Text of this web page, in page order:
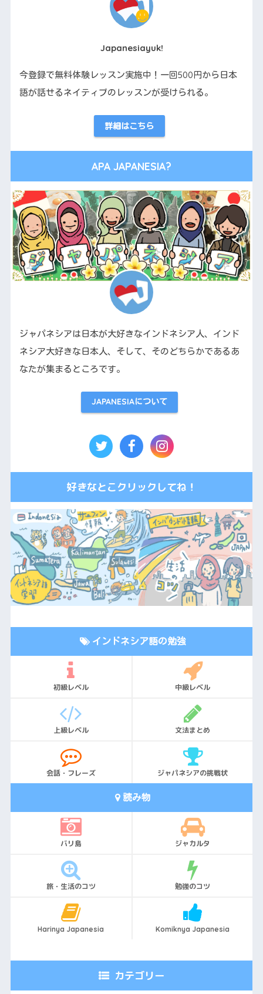
Japanesiayuk!
今登録で無料体験レッスン実施中！一回500円から日本
語が話せるネイティブのレッスンが受けられる。
詳細はこちら
APA JAPANESIA?
ジャパネシアは日本が大好きなインドネシア人、インド
ネシア大好きな日本人、そして、そのどちらかであるあ
なたが集まるところです。
JAPANESIAについて
好きなとこクリックしてね！
インドネシア語の勉強
初級レベル 中級レベル
上級レベル 文法まとめ
会話・フレーズ ジャパネシアの挑戦状
読み物
バリ島 ジャカルタ
旅・生活のコツ 勉強のコツ
Harinya Japanesia Komiknya Japanesia
カテゴリー